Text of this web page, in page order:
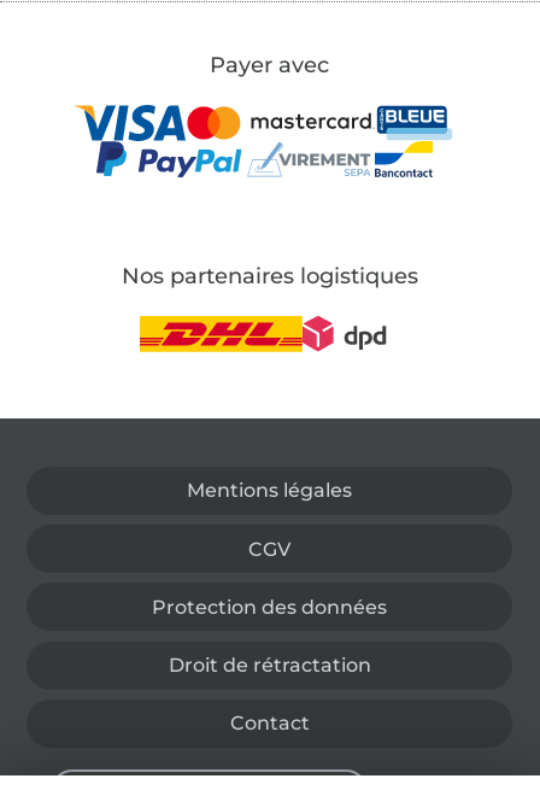
Payer avec
Nos partenaires logistiques
Mentions légales
CGV
Protection des données
Droit de rétractation
Contact